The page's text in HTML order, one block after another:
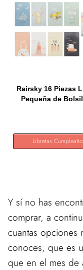
Rairsky 16 Piezas
Pequeña de
Libretas
Y sí no has
comprar, a
cuantas opciones
conoces, que es
que en el mes de